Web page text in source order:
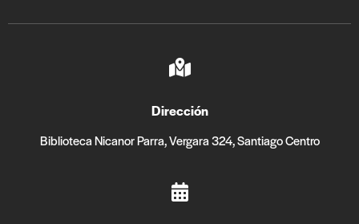
Dirección
Biblioteca Nicanor Parra, Vergara 324, Santiago Centro